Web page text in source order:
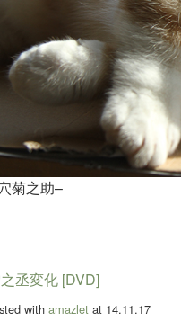
菊之助–
丞変化 [DVD]
with amazlet at 14.11.17